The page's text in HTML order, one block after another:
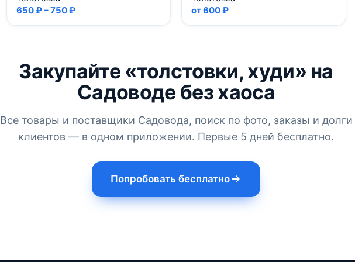
650 ₽ – 750 ₽ от 600 ₽
Закупайте «толстовки, худи» на
Садоводе без хаоса
Все товары и поставщики Садовода, поиск по фото, заказы и долги
клиентов — в одном приложении. Первые 5 дней бесплатно.
Попробовать бесплатно